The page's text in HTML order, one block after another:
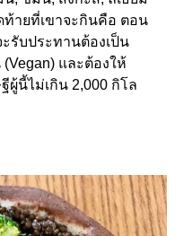
ายที่เขาจะกินคือ ตอน
รับประทานต้องเป็น
และต้องให้
ผู้นี้ไม่เกิน 2,000 กิโล